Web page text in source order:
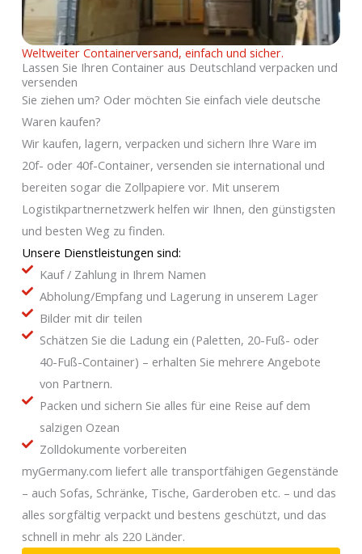
Weltweiter Containerversand, einfach und sicher.
Lassen Sie Ihren Container aus Deutschland verpacken und
versenden
Sie ziehen um? Oder möchten Sie einfach viele deutsche
Waren kaufen?
Wir kaufen, lagern, verpacken und sichern Ihre Ware im
20f- oder 40f-Container, versenden sie international und
bereiten sogar die Zollpapiere vor. Mit unserem
Logistikpartnernetzwerk helfen wir Ihnen, den günstigsten
und besten Weg zu finden.
Unsere Dienstleistungen sind:
Kauf / Zahlung in Ihrem Namen
Abholung/Empfang und Lagerung in unserem Lager
Bilder mit dir teilen
Schätzen Sie die Ladung ein (Paletten, 20-Fuß- oder
40-Fuß-Container) – erhalten Sie mehrere Angebote
von Partnern.
Packen und sichern Sie alles für eine Reise auf dem
salzigen Ozean
Zolldokumente vorbereiten
myGermany.com liefert alle transportfähigen Gegenstände
– auch Sofas, Schränke, Tische, Garderoben etc. – und das
alles sorgfältig verpackt und bestens geschützt, und das
schnell in mehr als 220 Länder.